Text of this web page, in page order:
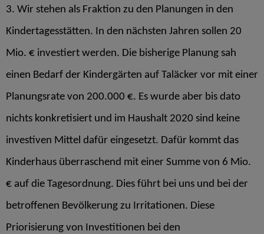
3. Wir stehen als Fraktion zu den Planungen in den
Kindertagesstätten. In den nächsten Jahren sollen 20
Mio. € investiert werden. Die bisherige Planung sah
einen Bedarf der Kindergärten auf Taläcker vor mit einer
Planungsrate von 200.000 €. Es wurde aber bis dato
nichts konkretisiert und im Haushalt 2020 sind keine
investiven Mittel dafür eingesetzt. Dafür kommt das
Kinderhaus überraschend mit einer Summe von 6 Mio.
€ auf die Tagesordnung. Dies führt bei uns und bei der
betroffenen Bevölkerung zu Irritationen. Diese
Priorisierung von Investitionen bei den